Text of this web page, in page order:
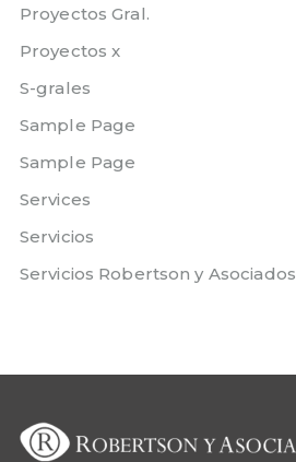
Proyectos Gral.
Proyectos x
S-grales
Sample Page
Sample Page
Services
Servicios
Servicios Robertson y Asociados